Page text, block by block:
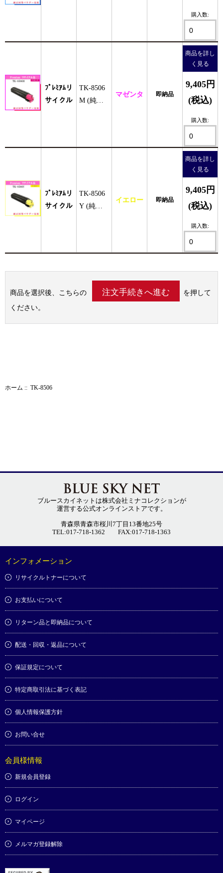
購入数:
ﾌﾟﾚﾐｱﾑリ
サイクル
TK-8506
M (純正
マゼンタ 即納品
商品を詳し
く見る
9,405円
(税込)
購入数:
ﾌﾟﾚﾐｱﾑリ
サイクル
TK-8506
Y (純正
イエロー 即納品
商品を詳し
く見る
9,405円
(税込)
購入数:
商品を選択後、こちらの
を押して
ください。
ホーム :: TK-8506
ブルースカイネットは株式会社ミナコレクションが
運営する公式オンラインストアです。
青森県青森市桜川7丁目13番地25号
TEL:017-718-1362 FAX:017-718-1363
インフォメーション
リサイクルトナーについて
お支払いについて
リターン品と即納品について
配送・回収・返品について
保証規定について
特定商取引法に基づく表記
個人情報保護方針
お問い合せ
会員様情報
新規会員登録
ログイン
マイページ
メルマガ登録解除